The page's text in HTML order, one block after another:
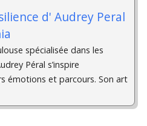
d'­ Audrey Peral
spécialisée dans les
Péral s’inspire
émotions et parcours. Son art